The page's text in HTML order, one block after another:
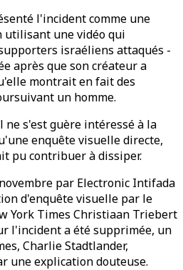
l'incident comme une
utilisant une vidéo qui
israéliens attaqués -
après que son créateur a
montrait en fait des
un homme.
s'est guère intéressé à la
enquête visuelle directe,
pu contribuer à dissiper.
par Electronic Intifada
d'enquête visuelle par le
York Times Christiaan Triebert
l'incident a été supprimée, un
Charlie Stadtlander,
une explication douteuse.